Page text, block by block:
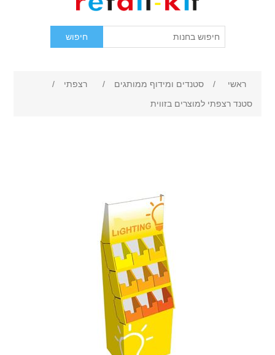
ראשי / סטנדים ומידוף ממותגים / רצפתי
/
סטנד רצפתי למוצרים בזווית